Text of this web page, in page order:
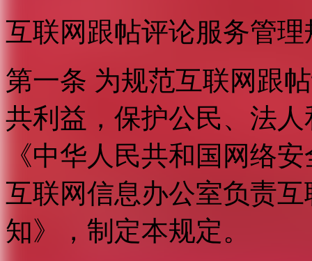
互联网跟帖评论服务管理
第一条 为规范互联网跟
共利益，保护公民、法
《中华人民共和国网络
互联网信息办公室负责
知》，制定本规定。